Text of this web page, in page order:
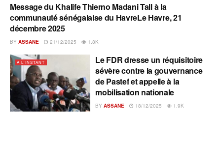
A L'INSTANT
Message du Khalife Thierno Madani Tall à la
communauté sénégalaise du HavreLe Havre, 21
décembre 2025
BY ASSANE 21/12/2025 1.8K
A L'INSTANT
Le FDR dresse un réquisitoire
sévère contre la gouvernance
de Pastef et appelle à la
mobilisation nationale
BY ASSANE 18/12/2025 1.9K